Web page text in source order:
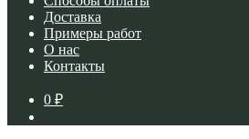
Доставка
Примеры работ
О нас
Контакты
0 ₽